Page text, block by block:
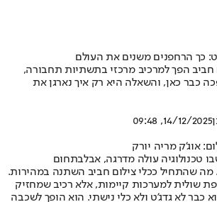
כך הרחפנים משנים את העולם
חביב הפך למרכיב מרכזי בתשתיות תחבורה,
כבר כאן, והשאלה היא רק איך נארגן את
14/12/2025, 09:48
אוג'ק מריה יורק
טכנולוגיה עולה מדרגה, אבלבתחום
מה שהתחיל ככלי צילום חביב השתנה במהירות.
שולית למערכות קיימות, אלא רכיב שמחזיק
כבר לא גדג'ט ולא כלי נישתי. הוא הופך לשכבה